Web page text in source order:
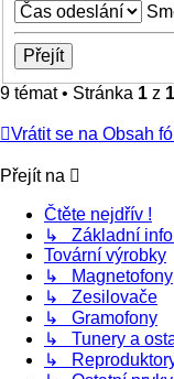
9 témat • Stránka 1 z 1
Vrátit se na Obsah
Přejít na
Čtěte nejdřív !
↳ Základní
Tovární výrobky
↳ Magnetofony
↳ Zesilovače
↳ Gramofony
↳ Tunery a
↳